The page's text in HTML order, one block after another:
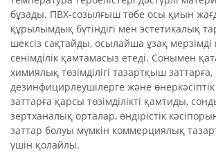
бұзады. ПВХ-созылғыш төбе осы қиын
құрылымдық бүтіндігі мен эстетикалық
шексіз сақтайды, осылайша ұзақ
сенімділік қамтамасыз етеді. Сонымен
химиялық төзімділігі тазартқыш заттарға,
дезинфицирлеушілерге және
заттарға қарсы төзімділікті қамтиды,
зертханалық орталар, өндірістік
заттар болуы мүмкін коммерциялық
үшін қолайлы.